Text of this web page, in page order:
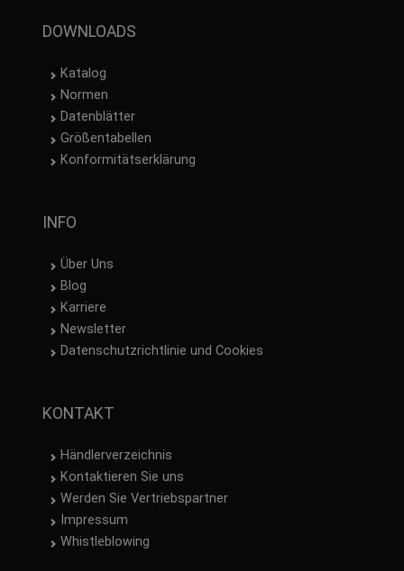
DOWNLOADS
Katalog
Normen
Datenblätter
Größentabellen
Konformitätserklärung
INFO
Über Uns
Blog
Karriere
Newsletter
Datenschutzrichtlinie und Cookies
KONTAKT
Händlerverzeichnis
Kontaktieren Sie uns
Werden Sie Vertriebspartner
Impressum
Whistleblowing